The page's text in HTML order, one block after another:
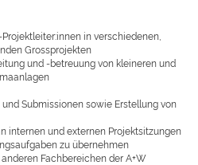
in verschiedenen,
Grossprojekten
und -betreuung von kleineren und
Submissionen sowie Erstellung von
internen und externen Projektsitzungen
zu übernehmen
Fachbereichen der A+W